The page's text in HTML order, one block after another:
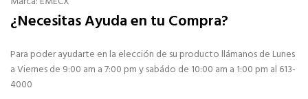
¿Necesitas Ayuda en tu Compra?
Para poder ayudarte en la elección de su producto llámanos de Lunes
a Viernes de 9:00 am a 7:00 pm y sabádo de 10:00 am a 1:00 pm al 613-
4000